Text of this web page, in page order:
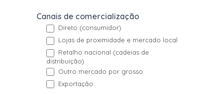
Canais de comercialização
Direto (consumidor)
Lojas de proximidade e mercado local
Retalho nacional (cadeias de
distribuição)
Outro mercado por grosso
Exportação